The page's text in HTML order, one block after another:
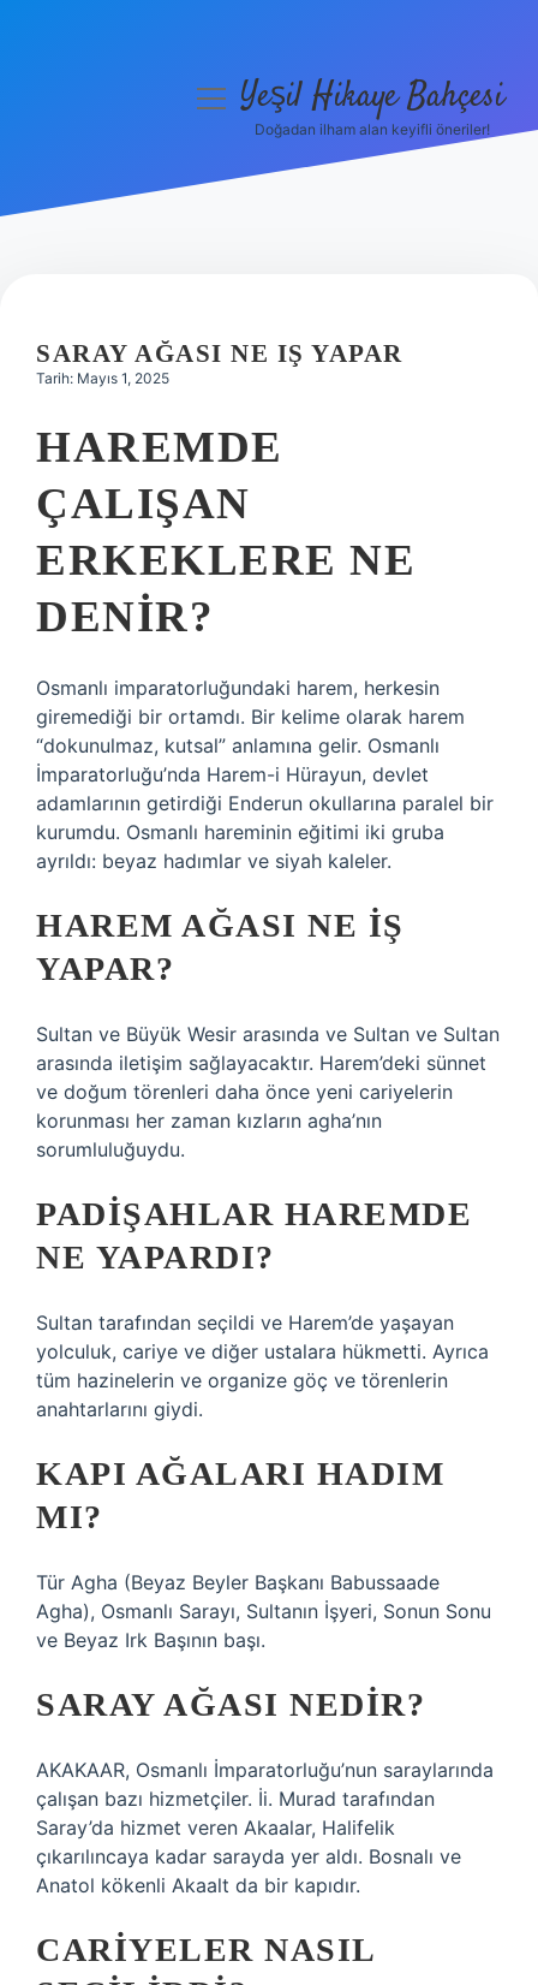
Hakkımızda
menüyüYeşil Hikaye Bahçesi
Doğadan ilham alan keyifli öneriler!
SARAY AĞASI NE IŞ YAPAR
Tarih: Mayıs 1, 2025
HAREMDE
ÇALIŞAN
ERKEKLERE NE
DENIR?
Osmanlı imparatorluğundaki harem, herkesin
giremediği bir ortamdı. Bir kelime olarak harem
“dokunulmaz, kutsal” anlamına gelir. Osmanlı
İmparatorluğu’nda Harem-i Hürayun, devlet
adamlarının getirdiği Enderun okullarına paralel bir
kurumdu. Osmanlı hareminin eğitimi iki gruba
ayrıldı: beyaz hadımlar ve siyah kaleler.
HAREM AĞASI NE IŞ
YAPAR?
Sultan ve Büyük Wesir arasında ve Sultan ve Sultan
arasında iletişim sağlayacaktır. Harem’deki sünnet
ve doğum törenleri daha önce yeni cariyelerin
korunması her zaman kızların agha’nın
sorumluluğuydu.
PADIŞAHLAR HAREMDE
NE YAPARDI?
Sultan tarafından seçildi ve Harem’de yaşayan
yolculuk, cariye ve diğer ustalara hükmetti. Ayrıca
tüm hazinelerin ve organize göç ve törenlerin
anahtarlarını giydi.
KAPI AĞALARI HADIM
MI?
Tür Agha (Beyaz Beyler Başkanı Babussaade
Agha), Osmanlı Sarayı, Sultanın İşyeri, Sonun Sonu
ve Beyaz Irk Başının başı.
SARAY AĞASI NEDIR?
AKAKAAR, Osmanlı İmparatorluğu’nun saraylarında
çalışan bazı hizmetçiler. İi. Murad tarafından
Saray’da hizmet veren Akaalar, Halifelik
çıkarılıncaya kadar sarayda yer aldı. Bosnalı ve
Anatol kökenli Akaalt da bir kapıdır.
CARIYELER NASIL